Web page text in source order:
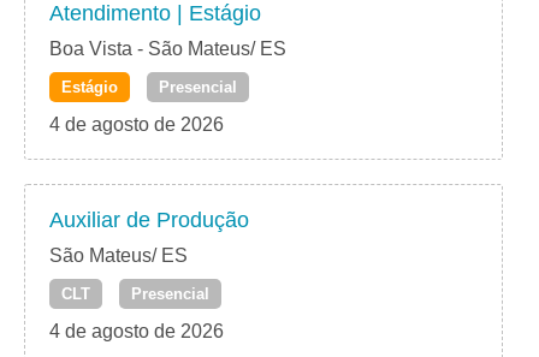
Atendimento | Estágio
Boa Vista - São Mateus/ ES
Estágio Presencial
4 de agosto de 2026
Auxiliar de Produção
São Mateus/ ES
CLT Presencial
4 de agosto de 2026